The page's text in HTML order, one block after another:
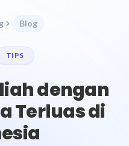
Blog
TIPS
dengan
Terluas di